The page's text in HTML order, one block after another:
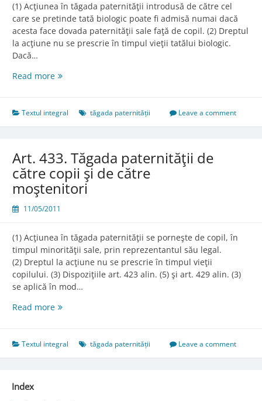
(1) Acţiunea în tăgada paternităţii introdusă de către cel
care se pretinde tată biologic poate fi admisă numai dacă
acesta face dovada paternităţii sale faţă de copil. (2) Dreptul
la acţiune nu se prescrie în timpul vieţii tatălui biologic.
Dacă…
Read moreArt.
paternităţii
de
tată
biologic
Textul integral tăgada paternității Leave a comment
Art. 433. Tăgada paternităţii de
către copii şi de către
moştenitori
11/05/2011
(1) Acţiunea în tăgada paternităţii se porneşte de copil, în
timpul minorităţii sale, prin reprezentantul său legal.
(2) Dreptul la acţiune nu se prescrie în timpul vieţii
copilului. (3) Dispoziţiile art. 423 alin. (5) şi art. 429 alin. (3)
se aplică în mod…
Read moreArt.
paternităţii
de
Textul integral tăgada paternității Leave a comment
Index